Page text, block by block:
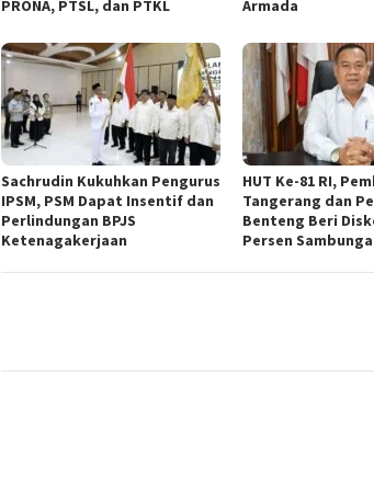
PRONA, PTSL, dan PTKL
Armada
Sachrudin Kukuhkan Pengurus
IPSM, PSM Dapat Insentif dan
Perlindungan BPJS
Ketenagakerjaan
HUT Ke-81 RI,
Tangerang dan
Benteng Beri
Persen